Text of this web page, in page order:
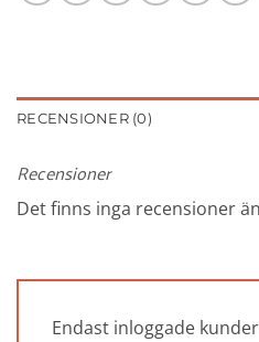
RECENSIONER (0)
Recensioner
Det finns inga recensioner
Endast inloggade